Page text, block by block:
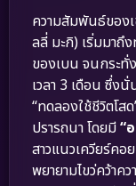
ความสัมพันธ์ของ
ลลี่ มะกิ) เริ่มมาถึ
ของเบน จนกระทั่
เวลา 3 เดือน ซึ่ง
“ทดลองใช้ชีวิตโส
ปรารถนา โดยมี“
สาวแนวเควียร์คอ
พยายามไขว่คว้าค